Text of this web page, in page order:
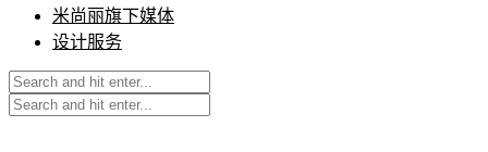
米尚丽旗下媒体
设计服务